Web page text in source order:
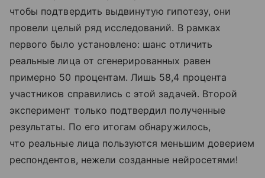
чтобы подтвердить выдвинутую гипотезу, они
провели целый ряд исследований. В рамках
первого было установлено: шанс отличить
реальные лица от сгенерированных равен
примерно 50 процентам. Лишь 58,4 процента
участников справились с этой задачей. Второй
эксперимент только подтвердил полученные
результаты. По его итогам обнаружилось,
что реальные лица пользуются меньшим доверием
респондентов, нежели созданные нейросетями!